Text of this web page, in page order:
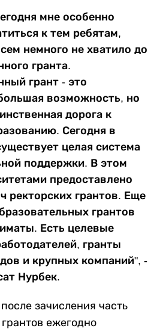
мне особенно
к тем ребятам,
немного не хватило до
гранта.
грант - это
возможность, но
дорога к
Сегодня в
целая система
поддержки. В этом
предоставлено
ректорских грантов. Еще
грантов
Есть целевые
гранты
и крупных компаний", -
Нурбек.
зачисления часть
ежегодно